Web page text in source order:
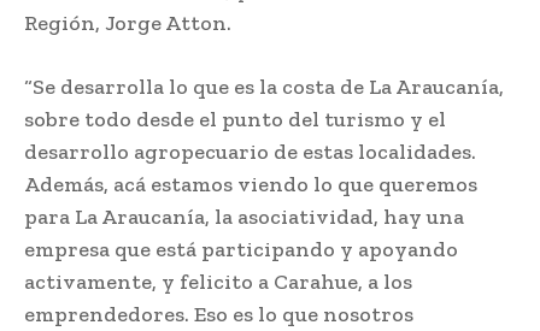
Región, Jorge Atton.
“Se desarrolla lo que es la costa de La Araucanía,
sobre todo desde el punto del turismo y el
desarrollo agropecuario de estas localidades.
Además, acá estamos viendo lo que queremos
para La Araucanía, la asociatividad, hay una
empresa que está participando y apoyando
activamente, y felicito a Carahue, a los
emprendedores. Eso es lo que nosotros